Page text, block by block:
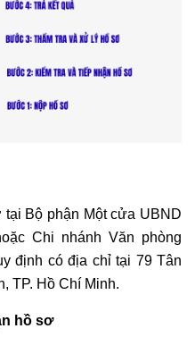
Bộ phận Một cửa UBND
Chi nhánh Văn phòng
định có địa chỉ tại 79 Tân
TP. Hồ Chí Minh.
hồ sơ